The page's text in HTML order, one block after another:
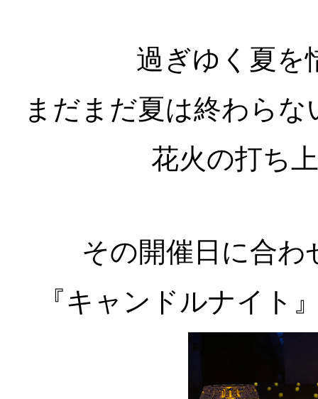
過ぎゆく夏を
まだまだ夏は終わら
花火の打ち
その開催日に合わ
『キャンドルナイト